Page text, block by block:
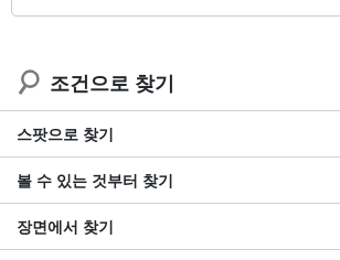
조건으로 찾기
스팟으로 찾기
볼 수 있는 것부터 찾기
장면에서 찾기